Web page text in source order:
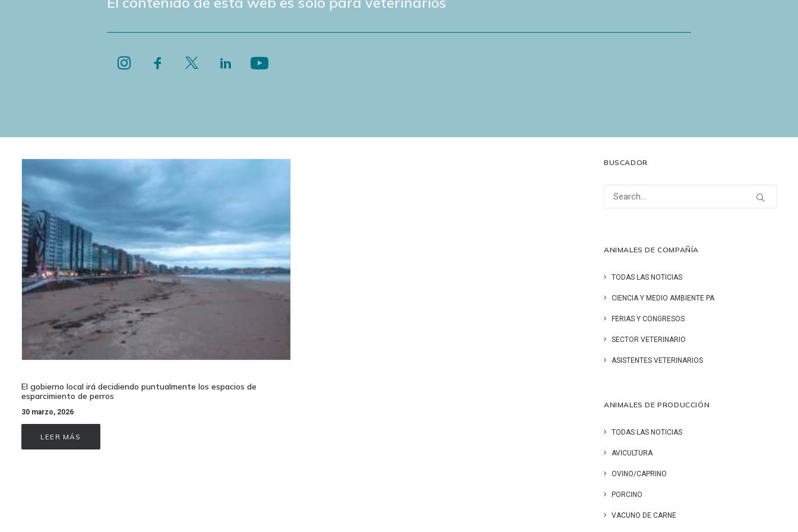
El gobierno local irá decidiendo puntualmente los espacios de
esparcimiento de perros
30 marzo, 2026
LEER MÁS
BUSCADOR
ANIMALES DE COMPAÑÍA
TODAS LAS NOTICIAS
CIENCIA Y MEDIO AMBIENTE PA
FERIAS Y CONGRESOS
SECTOR VETERINARIO
ASISTENTES VETERINARIOS
ANIMALES DE PRODUCCIÓN
TODAS LAS NOTICIAS
AVICULTURA
OVINO/CAPRINO
PORCINO
VACUNO DE CARNE